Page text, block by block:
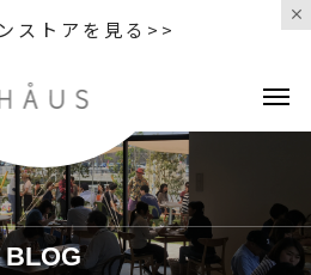
ストアを見る>>
BLOG